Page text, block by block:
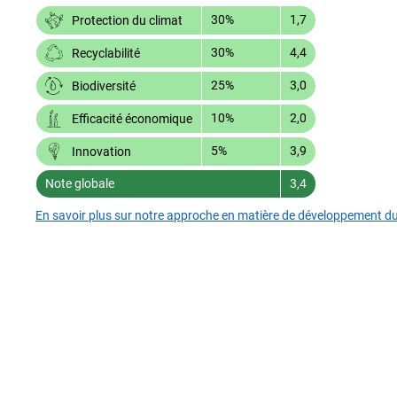
Protection du climat 30% 1,7
Recyclabilité 30% 4,4
Biodiversité 25% 3,0
Efficacité économique 10% 2,0
Innovation 5% 3,9
Note globale 3,4
En savoir plus sur notre approche en matière de développement